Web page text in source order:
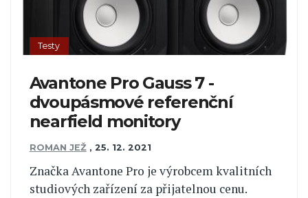
Testy
Avantone Pro Gauss 7 -
dvoupásmové referenční
nearfield monitory
ROMAN JEŽ , 25. 12. 2021
Značka Avantone Pro je výrobcem kvalitních
studiových zařízení za přijatelnou cenu.